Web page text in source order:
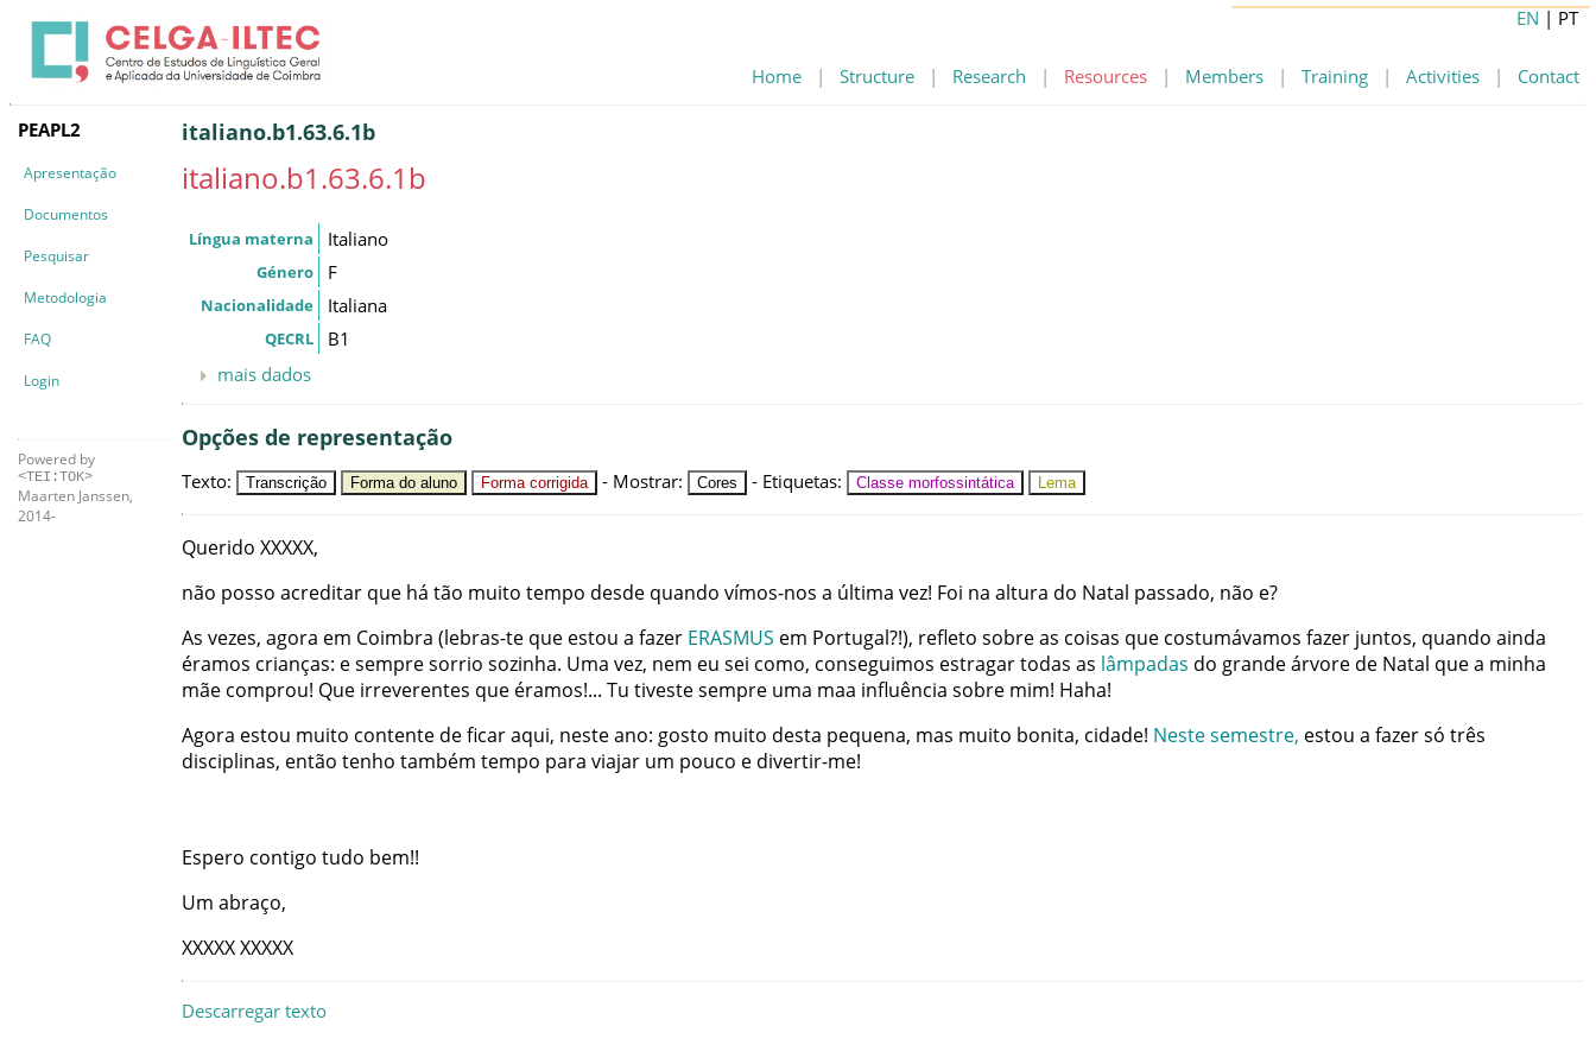
Home | Structure | Research | Resources | Members | Training | Activities | Contact
EN | PT
PEAPL2
Apresentação
Documentos
Pesquisar
Metodologia
FAQ
Login
Powered by
<TEI:TOK>
Maarten Janssen,
2014-
italiano.b1.63.6.1b
italiano.b1.63.6.1b
Língua materna Italiano
Género F
Nacionalidade Italiana
QECRL
B1
mais dados
Opções de representação
Texto: Transcrição Forma do aluno Forma corrigida - Mostrar: Cores - Etiquetas: Classe morfossintática Lema
Querido XXXXX,
não posso acreditar que há tão muito tempo desde quando vímos-nos a última vez! Foi na altura do Natal passado, não e?
As vezes, agora em Coimbra (lebras-te que estou a fazer ERASMUS em Portugal?!), refleto sobreas coisas que costumávamos fazer juntos, quando ainda
éramos crianças: esempresorrio sozinha. Uma vez, nem eu sei como, conseguimos estragartodas as lâmpadas do grandeárvore de Natal quea minha
mãe comprou! Que irreverentes que éramos!... Tu tivestesempre uma maa influência sobre mim! Haha!
Agora estou muito contente deficaraqui, nesteano: gosto muito desta pequena, mas muito bonita, cidade! Nestesemestre, estou a fazersó três
disciplinas, então tenho também tempo para viajar um pouco e divertir-me!
Espero contigo tudo bem!!
Um abraço,
XXXXXXXXXX
Descarregar texto